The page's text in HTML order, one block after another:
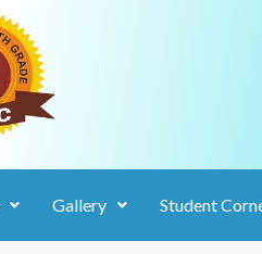
Gallery Student